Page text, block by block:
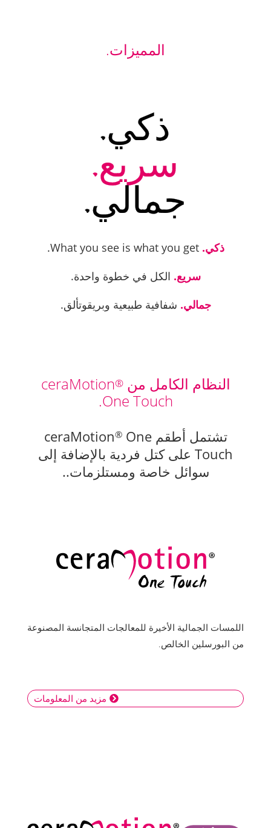
المميزات.
ذكي.
سريع.
جمالي.
ذكي. What you see is what you get.
سريع. الكل في خطوة واحدة.
جمالي. شفافية طبيعية وبريقوتألق.
النظام الكامل من ceraMotion®
One Touch.
تشتمل أطقم ceraMotion ®One
Touch على كتل فردية بالإضافة إلى
سوائل خاصة ومستلزمات..
اللمسات الجمالية الأخيرة للمعالجات المتجانسة المصنوعة
من البورسلين الخالص.
مزيد من المعلومات